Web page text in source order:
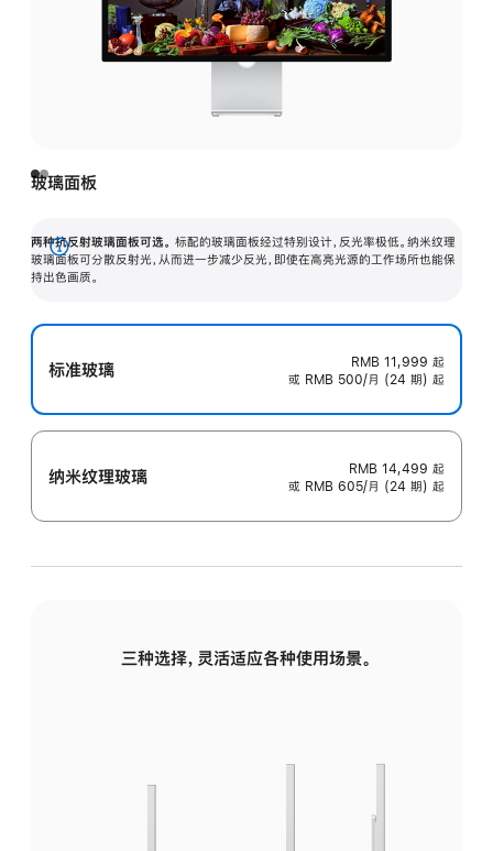
玻璃面板
两种抗反射玻璃面板可选。 标配的玻璃面板经过特别设计，反光率极低。纳米纹理
玻璃面板可分散反射光，从而进一步减少反光，即使在高亮光源的工作场所也能保
持出色画质。
展
开
标准玻璃 RMB 11,999 起
或 RMB 500/月 (24 期) 起
纳米纹理玻璃 RMB 14,499 起
或 RMB 605/月 (24 期) 起
三种选择，灵活适应各种使用场景。